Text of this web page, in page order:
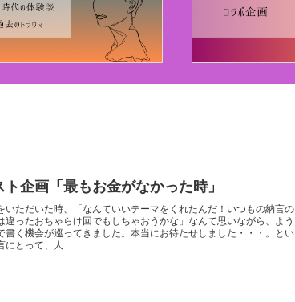
ト企画「最もお金がなかった時」
いただいた時、「なんていいテーマをくれたんだ！いつもの納言の
違ったおちゃらけ回でもしちゃおうかな」なんて思いながら、よう
書く機会が巡ってきました。本当にお待たせしました・・・。とい
にとって、人...